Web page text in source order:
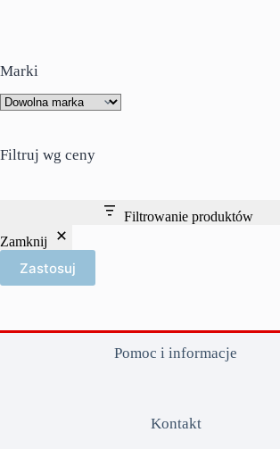
Marki
Filtruj wg ceny
Filtrowanie produktów
Zamknij
Zastosuj
Pomoc i informacje
Kontakt